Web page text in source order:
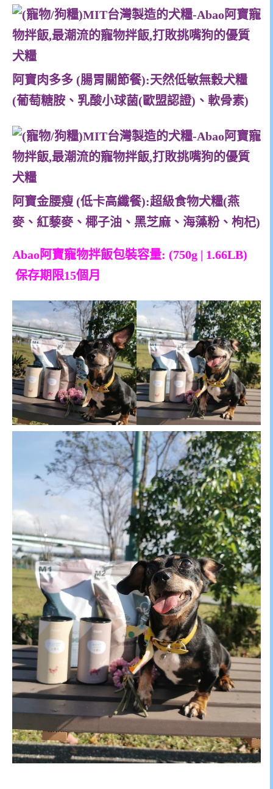
阿寶肉多多 (腸胃關節餐):天然低敏無穀犬糧
(葡萄糖胺、乳酸小球菌(歐盟認證)、軟骨素)
阿寶金腰瘦 (低卡高纖餐):超級食物犬糧(燕
麥、紅藜麥、椰子油、黑芝麻、海藻粉、枸杞)
Abao阿寶寵物拌飯包裝容量: (750g | 1.66LB)
保存期限15個月